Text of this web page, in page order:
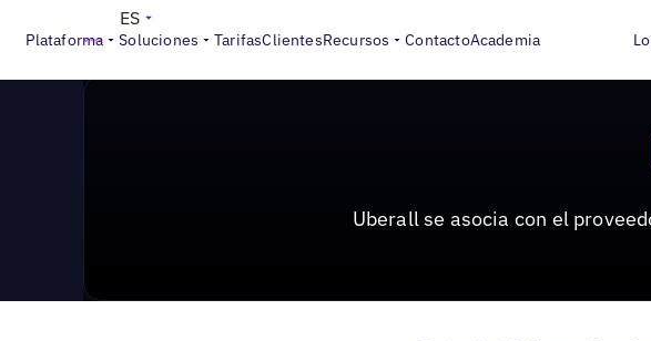
Plataforma Soluciones TarifasClientesRecursos ContactoAcademia
ES
News & Press Uberall se asocia con el proveedor de datos de estaciones
Uberall se asocia con el